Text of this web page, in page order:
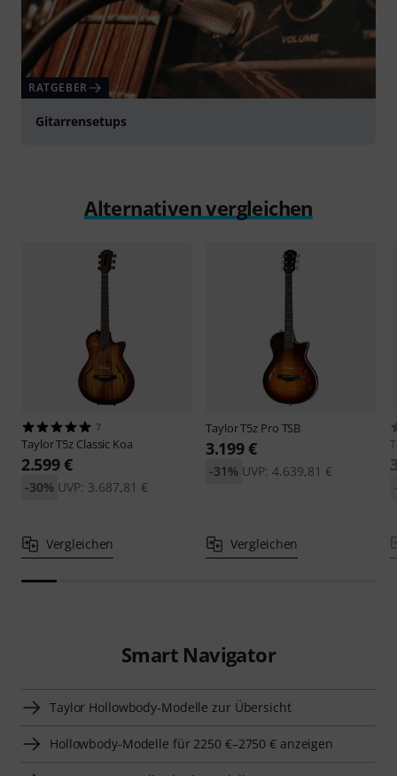
RATGEBER
Gitarrensetups
Alternativen vergleichen
7
TaylorT5z Classic Koa
2.599 €
UVP: 3.687,81 €
-30%
Vergleichen
TaylorT5z Pro TSB
3.199 €
UVP: 4.639,81 €
-31%
Vergleichen
Smart Navigator
Taylor Hollowbody-Modelle zur Übersicht
Hollowbody-Modelle für 2250 €–2750 € anzeigen